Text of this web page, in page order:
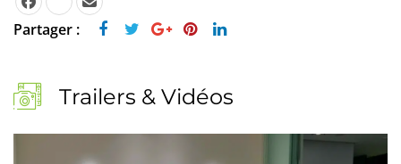
Partager :
Trailers & Vidéos